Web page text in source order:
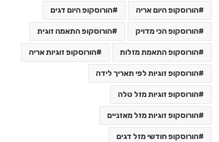
הורוסקופ היום אריה הורוסקופ היום דגים
הורוסקופ הכי מדויק הורוסקופ התאמה זוגית
הורוסקופ התאמת מזלות הורוסקופ זוגיות אריה
הורוסקופ זוגיות לפי תאריך לידה
הורוסקופ זוגיות מזל טלה
הורוסקופ זוגיות מזל מאזניים
הורוסקופ חודשי מזל דגים